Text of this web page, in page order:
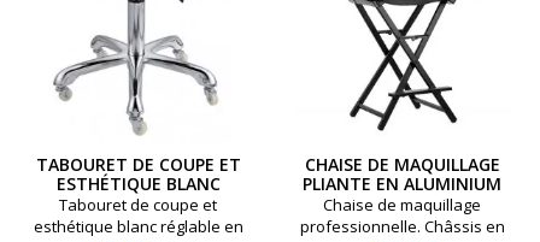
TABOURET DE COUPE ET
ESTHÉTIQUE BLANC
Tabouret de coupe et
esthétique blanc réglable en
CHAISE DE MAQUILLAGE
PLIANTE EN ALUMINIUM
NOIR
Chaise de maquillage
professionnelle. Châssis en